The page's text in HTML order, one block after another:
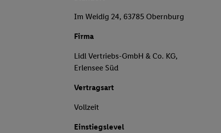
Im Weidig 24, 63785 Obernburg
Firma
Lidl Vertriebs-GmbH & Co. KG,
Erlensee Süd
Vertragsart
Vollzeit
Einstiegslevel